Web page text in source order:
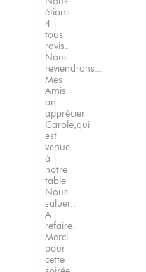
étions
4
tous
ravis..
Nous
reviendrons...
Mes
Amis
on
apprécier
Carole,qui
est
venue
à
notre
table
Nous
saluer..
A
refaire.
Merci
pour
cette